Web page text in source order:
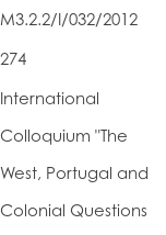
M3.2.2/I/032/2012
274
International
Colloquium "The
West, Portugal and
Colonial Questions